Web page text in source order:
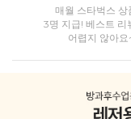
매월 스타벅스 상
3명 지급! 베스트 리
어렵지 않아요